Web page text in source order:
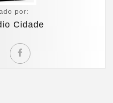
por:
Cidade